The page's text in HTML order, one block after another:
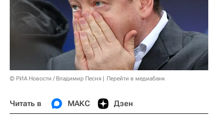
© РИА Новости / Владимир Песня Перейти в медиабанк
Читать в МАКС Дзен